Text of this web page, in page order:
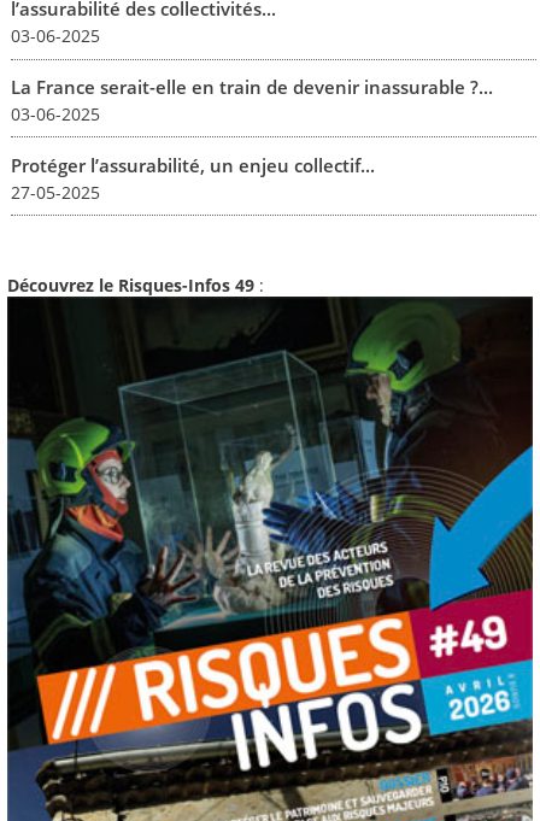
l’assurabilité des collectivités...
03-06-2025
La France serait-elle en train de devenir inassurable ?...
03-06-2025
Protéger l’assurabilité, un enjeu collectif...
27-05-2025
Découvrez le Risques-Infos 49 :